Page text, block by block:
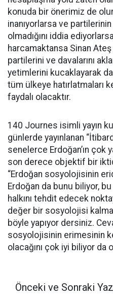
konuda bir önerimiz de
inanıyorlarsa ve
olmadığını iddia
harcamaktansa Sinan
partilerini ve davalarını
yetimlerini kucaklayarak
tüm ülkeye hatırlatmaları
faydalı olacaktır.
140 Journes isimli yayın
günlerde yayınlanan
senelerce Erdoğan’ın çok
son derece objektif bir
“Erdoğan sosyolojisinin
Erdoğan da bunu biliyor,
halkını tehdit edecek
değer bir sosyolojisi
böyle yapıyor dersiniz.
sosyolojisinin erimesinin
olacağını çok iyi biliyor da
Önceki ve Sonraki